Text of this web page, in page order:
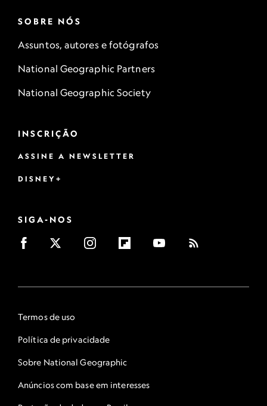
SOBRE NÓS
Assuntos, autores e fotógrafos
National Geographic Partners
National Geographic Society
INSCRIÇÃO
ASSINE A NEWSLETTER
DISNEY+
SIGA-NOS
Termos de uso
Política de privacidade
Sobre National Geographic
Anúncios com base em interesses